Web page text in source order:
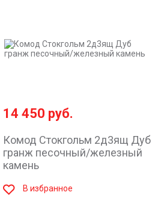
14 450 руб.
Комод Стокгольм 2д3ящ Дуб
гранж песочный/железный
камень
В избранное